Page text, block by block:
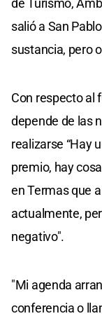
de Turismo,
salió a San
sustancia, pero
Con respecto al
depende de las
realizarse “Hay
premio, hay
en Termas que
actualmente,
negativo".
"Mi agenda
conferencia o